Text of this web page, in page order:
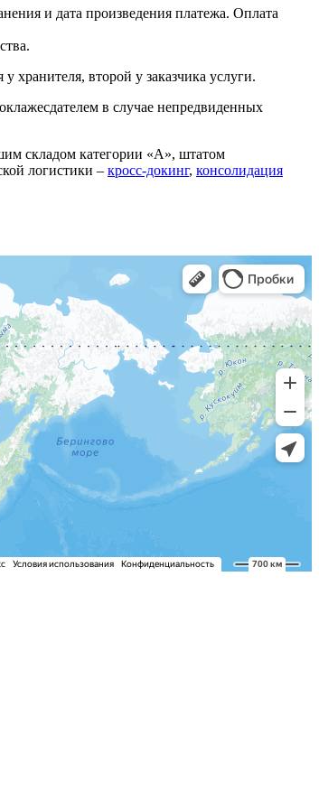
и дата произведения платежа. Оплата
второй у заказчика услуги.
в случае непредвиденных
складом категории «А», штатом
логистики – кросс-докинг, консолидация